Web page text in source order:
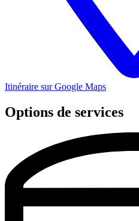
Itinéraire sur Google Maps
Options de services